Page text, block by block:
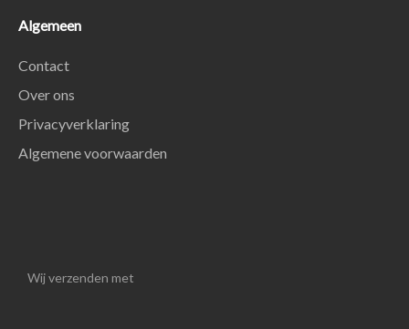
Algemeen
Contact
Over ons
Privacyverklaring
Algemene voorwaarden
Wij verzenden met